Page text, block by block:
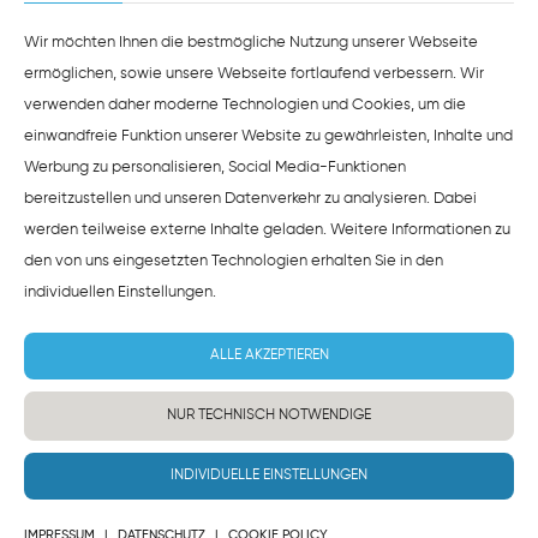
ZUSTIMMEN
HINWEISE ZUM DATENSCHUTZ
Wir möchten Ihnen die bestmögliche Nutzung unserer Webseite
ermöglichen, sowie unsere Webseite fortlaufend verbessern. Wir
verwenden daher moderne Technologien und Cookies, um die
einwandfreie Funktion unserer Website zu gewährleisten, Inhalte und
Werbung zu personalisieren, Social Media-Funktionen
bereitzustellen und unseren Datenverkehr zu analysieren. Dabei
werden teilweise externe Inhalte geladen. Weitere Informationen zu
den von uns eingesetzten Technologien erhalten Sie in den
individuellen Einstellungen.
ALLE AKZEPTIEREN
NUR TECHNISCH NOTWENDIGE
IMPRESSUM DATENSCHUTZ COOKIE POLICY
INDIVIDUELLE EINSTELLUNGEN